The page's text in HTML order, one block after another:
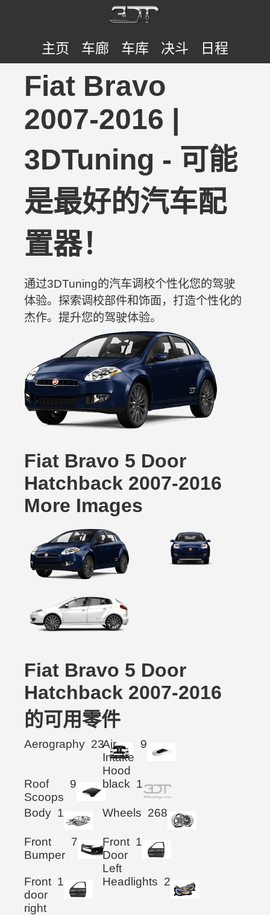
主页 车廊 车库 决斗 日程
Fiat Bravo
2007-2016 |
3DTuning - 可能
是最好的汽车配
置器！
通过3DTuning的汽车调校个性化您的驾驶
体验。探索调校部件和饰面，打造个性化的
杰作。提升您的驾驶体验。
Fiat Bravo 5 Door
Hatchback 2007-2016
More Images
Fiat Bravo 5 Door
Hatchback 2007-2016
的可用零件
Aerography 23Air
Intake
Hood
9
Roof
Scoops
9 black 1
Body 1 Wheels 268
Front
Bumper
7
Front
Door
Left
1
Front
door
right
1 Headlights 2